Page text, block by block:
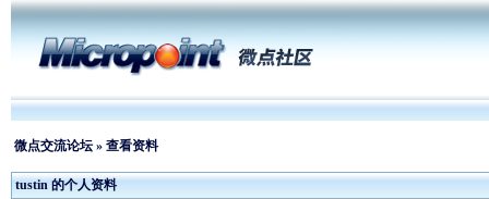
微点交流论坛 » 查看资料
tustin 的个人资料